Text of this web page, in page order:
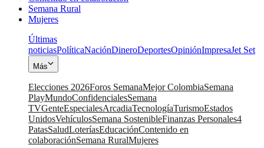
Semana Rural
Mujeres
Últimas
noticiasPolíticaNaciónDineroDeportesOpiniónImpresaJet Set
Más
Elecciones 2026Foros SemanaMejor ColombiaSemana
PlayMundoConfidencialesSemana
TVGenteEspecialesArcadiaTecnologíaTurismoEstados
UnidosVehículosSemana SostenibleFinanzas Personales4
PatasSaludLoteríasEducaciónContenido en
colaboraciónSemana RuralMujeres